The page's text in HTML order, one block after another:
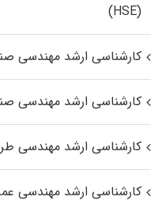
(HSE)
کارشناسی ارشد مهندسی
کارشناسی ارشد مهندسی
کارشناسی ارشد مهندسی
کارشناسی ارشد مهندسی